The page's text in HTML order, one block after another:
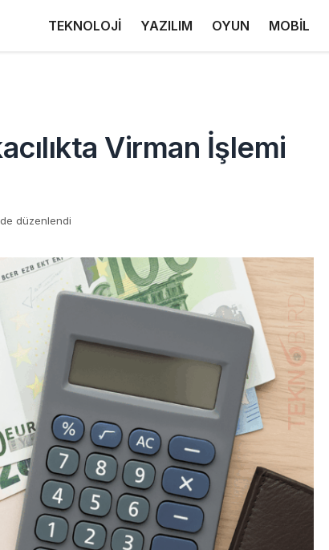
TEKNOLOJİ YAZILIM OYUN MOBİL
Virman İşlemi
düzenlendi